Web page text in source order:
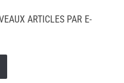
ARTICLES PAR E-